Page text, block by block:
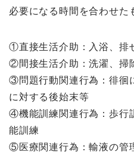
必要になる時間を合わせた
①直接生活介助：入浴、排
②間接生活介助：洗濯、掃
③問題行動関連行為：徘徊
に対する後始末等
④機能訓練関連行為：歩行
能訓練
⑤医療関連行為：輸液の管